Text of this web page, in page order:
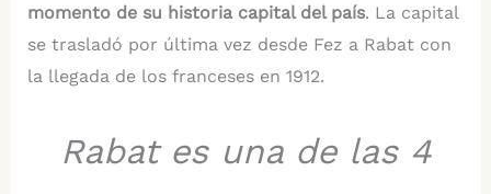
momento de su historia capital del país. La capital
se trasladó por última vez desde Fez a Rabat con
la llegada de los franceses en 1912.
Rabat es una de las 4